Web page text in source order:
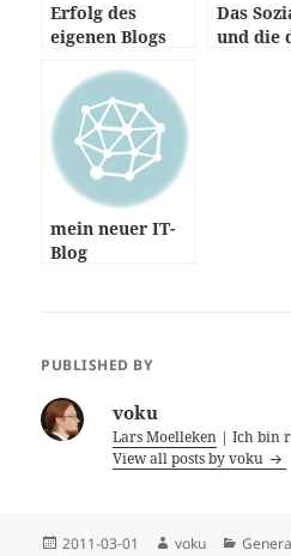
Erfolg des
eigenen Blogs
Das
und die
mein neuer IT-
Blog
PUBLISHED BY
voku
Lars Moelleken | Ich bin
View all posts by voku
Posted
2011-03-01 Author
voku